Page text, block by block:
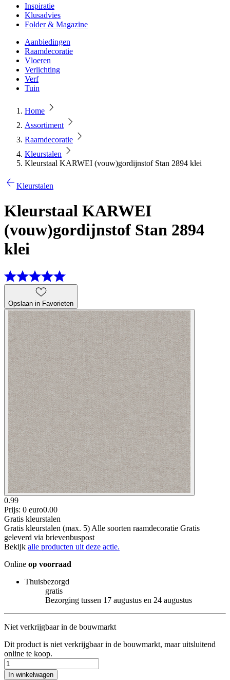
Inspiratie
Klusadvies
Folder & Magazine
Aanbiedingen
Raamdecoratie
Vloeren
Verlichting
Verf
Tuin
Home
Assortiment
Raamdecoratie
Kleurstalen
Kleurstaal KARWEI (vouw)gordijnstof Stan 2894 klei
Kleurstalen
Kleurstaal KARWEI
(vouw)gordijnstof Stan 2894
klei
Opslaan in Favorieten
0.99
Prijs: 0 euro0.00
Gratis kleurstalen
Gratis kleurstalen (max. 5) Alle soorten raamdecoratie Gratis
geleverd via brievenbuspost
Bekijk alle producten uit deze actie.
Online op voorraad
Thuisbezorgd
gratis
Bezorging tussen 17 augustus en 24 augustus
Niet verkrijgbaar in de bouwmarkt
Dit product is niet verkrijgbaar in de bouwmarkt, maar uitsluitend
online te koop.
In winkelwagen